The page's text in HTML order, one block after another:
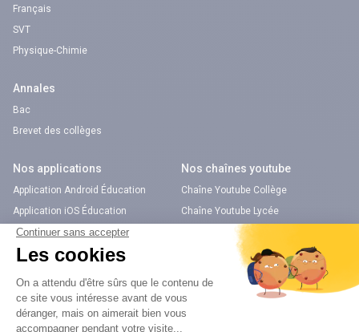
Français
SVT
Physique-Chimie
Annales
Bac
Brevet des collèges
Nos applications
Application Android Éducation
Application iOS Éducation
Nos chaînes youtube
Chaîne Youtube Collège
Chaîne Youtube Lycée
digiSchool Orientation
Orientation
Diplômes
Formations
Nos applications
Application Android Pitangoo
Application iOS Pitangoo